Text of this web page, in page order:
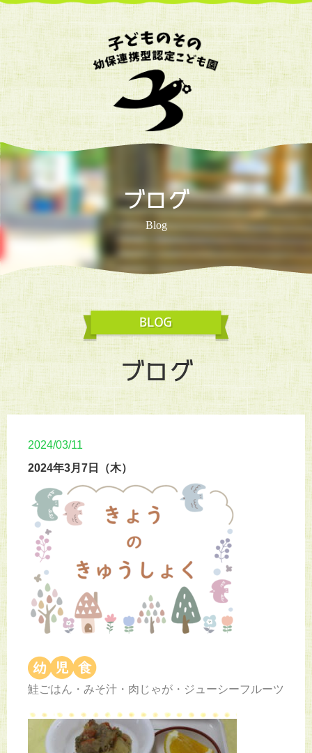
ブログ
Blog
ブログ
2024/03/11
2024年3月7日（木）
鮭ごはん・みそ汁・肉じゃが・ジューシーフルーツ